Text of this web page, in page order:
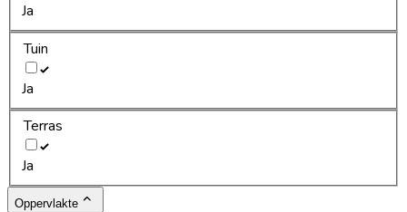
Ja
Tuin
Ja
Terras
Ja
Oppervlakte